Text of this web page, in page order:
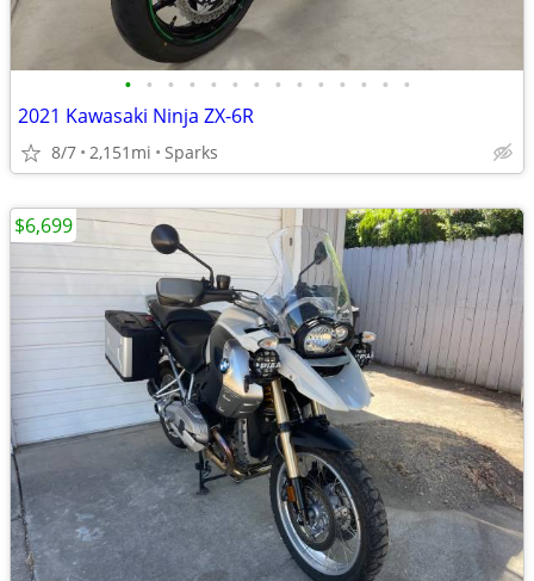
• • • • • • • • • • • • • •
2021 Kawasaki Ninja ZX-6R
8/7 2,151mi Sparks
$6,699